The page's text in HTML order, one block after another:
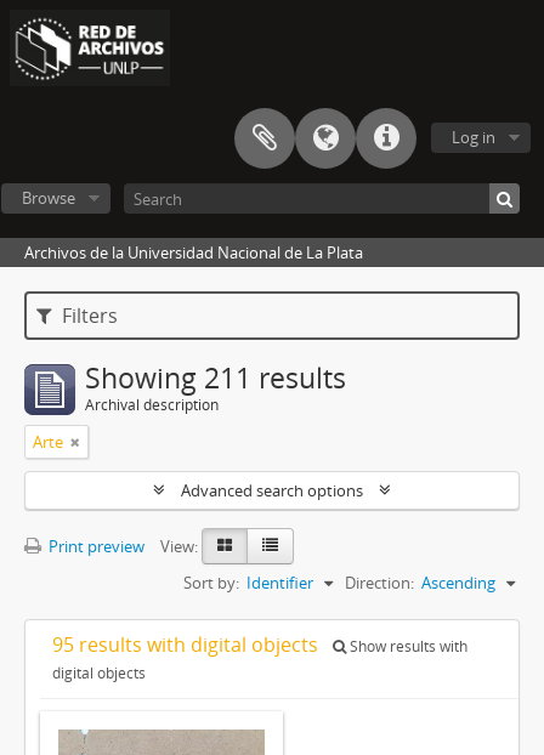
Log in
Browse
Archivos de la Universidad Nacional de La Plata
Filters
Showing 211 results
Archival description
Arte
Advanced search options
Print preview
View:
Sort by: Identifier Direction: Ascending
95 results with digital objects
Show results with
digital objects